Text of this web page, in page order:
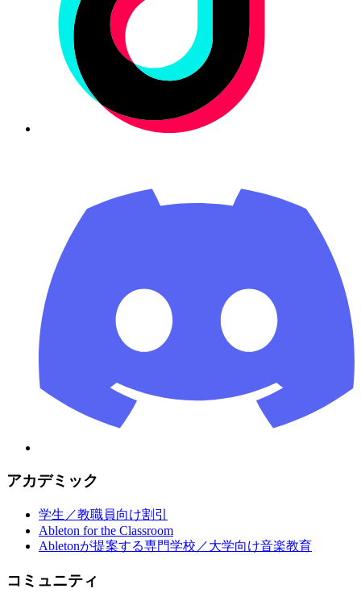
アカデミック
学生／教職員向け割引
Ableton for the Classroom
Abletonが提案する専門学校／大学向け音楽教育
コミュニティ